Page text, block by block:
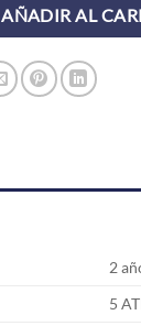
AÑADIR AL
2
5